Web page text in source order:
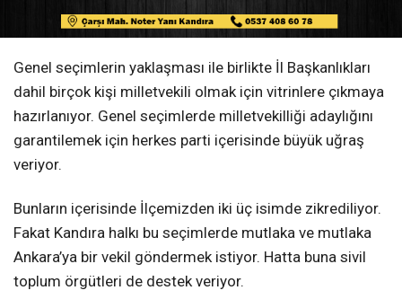
Genel seçimlerin yaklaşması ile birlikte İl Başkanlıkları
dahil birçok kişi milletvekili olmak için vitrinlere çıkmaya
hazırlanıyor. Genel seçimlerde milletvekilliği adaylığını
garantilemek için herkes parti içerisinde büyük uğraş
veriyor.
Bunların içerisinde İlçemizden iki üç isimde zikrediliyor.
Fakat Kandıra halkı bu seçimlerde mutlaka ve mutlaka
Ankara’ya bir vekil göndermek istiyor. Hatta buna sivil
toplum örgütleri de destek veriyor.